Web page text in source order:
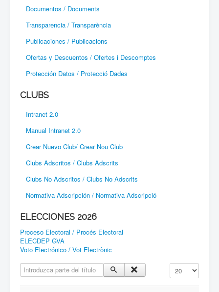
Documentos / Documents
Transparencia / Transparència
Publicaciones / Publicacions
Ofertas y Descuentos / Ofertes i Descomptes
Protección Datos / Protecció Dades
CLUBS
Intranet 2.0
Manual Intranet 2.0
Crear Nuevo Club/ Crear Nou Club
Clubs Adscritos / Clubs Adscrits
Clubs No Adscritos / Clubs No Adscrits
Normativa Adscripción / Normativa Adscripció
ELECCIONES 2026
Proceso Electoral / Procés Electoral
ELECDEP GVA
Voto Electrónico / Vot Electrònic
Introduzca parte del título
Cantidad a